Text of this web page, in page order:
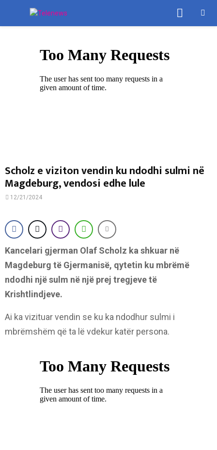
Scholz e viziton vendin ku ndodhi sulmi në
Magdeburg, vendosi edhe lule
12/21/2024
Kancelari gjerman Olaf Scholz ka shkuar në
Magdeburg të Gjermanisë, qytetin ku mbrëmë
ndodhi një sulm në një prej tregjeve të
Krishtlindjeve.
Ai ka vizituar vendin se ku ka ndodhur sulmi i
mbrëmshëm që ta lë vdekur katër persona.